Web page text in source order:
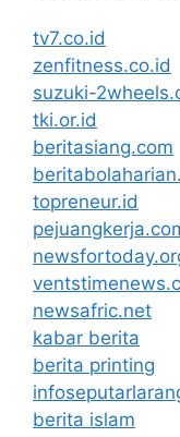
tv7.co.id
zenfitness.co.id
suzuki-
tki.or.id
beritasiang.com
topreneur.id
newsafric.net
kabar berita
berita printing
berita islam